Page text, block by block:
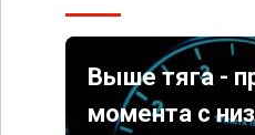
Выше тяга -
момента с